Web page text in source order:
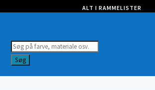
ALT I RAMMELISTER
Products
search
Søg